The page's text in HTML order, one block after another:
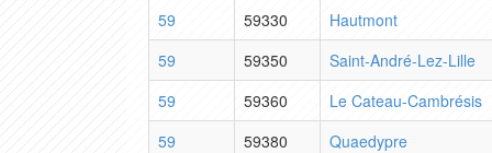
59
59330
Hautmont
59
59350
Saint-André-Lez-Lille
59
59360
Le Cateau-Cambrésis
59
59380
Quaedypre